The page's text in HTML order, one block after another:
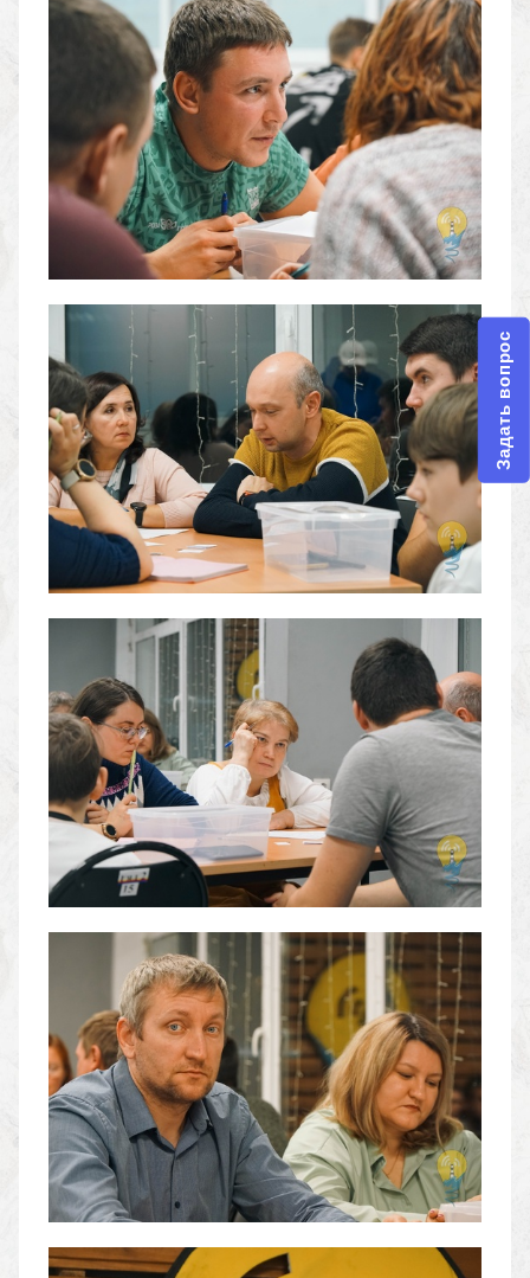
Задать вопрос